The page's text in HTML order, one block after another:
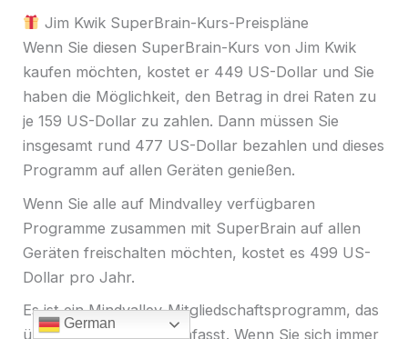
Jim Kwik SuperBrain-Kurs-Preispläne
Wenn Sie diesen SuperBrain-Kurs von Jim Kwik
kaufen möchten, kostet er 449 US-Dollar und Sie
haben die Möglichkeit, den Betrag in drei Raten zu
je 159 US-Dollar zu zahlen. Dann müssen Sie
insgesamt rund 477 US-Dollar bezahlen und dieses
Programm auf allen Geräten genießen.
Wenn Sie alle auf Mindvalley verfügbaren
Programme zusammen mit SuperBrain auf allen
Geräten freischalten möchten, kostet es 499 US-
Dollar pro Jahr.
Es ist ein Mindvalley-Mitgliedschaftsprogramm, das
über 50 Programme umfasst. Wenn Sie sich immer
German